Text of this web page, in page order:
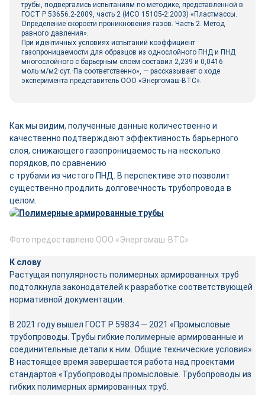
трубы, подвергались испытаниям по методике, представленной в
ГОСТ Р 53656.2-2009, часть 2 (ИСО 15105-2:2003) «Пластмассы.
Определение скорости проникновения газов. Часть 2. Метод
равного давления».
При идентичных условиях испытаний коэффициент
газопроницаемости для образцов из однослойного ПНД и ПНД
многослойного с барьерным слоем составил 2,239 и 0,0416
моль·м/м2·сут.·Па соответственно», — рассказывает о ходе
эксперимента представитель ООО «Энергомаш-ВТС».
Как мы видим, полученные данные количественно и
качественно подтверждают эффективность барьерного
слоя, снижающего газопроницаемость на несколько
порядков, по сравнению
с трубами из чистого ПНД. В перспективе это позволит
существенно продлить долговечность трубопровода в
целом.
Фото предоставлено ООО «Энергомаш-ВТС»
К слову
Растущая популярность полимерных армированных труб
подтолкнула законодателей к разработке соответствующей
нормативной документации.
В 2021 году вышел ГОСТ Р 59834 — 2021 «Промысловые
трубопроводы. Трубы гибкие полимерные армированные и
соединительные детали к ним. Общие технические условия».
В настоящее время завершается работа над проектами
стандартов «Трубопроводы промысловые. Трубопроводы из
гибких полимерных армированных труб.